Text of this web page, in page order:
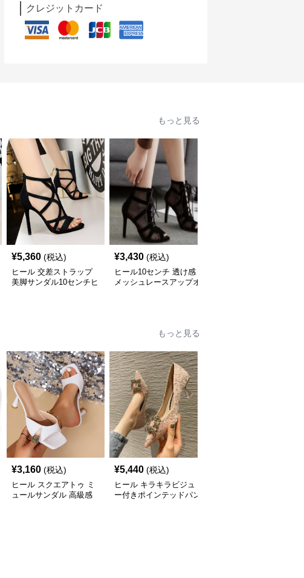
クレジットカード
もっと見る
¥5,360 (税込)
ヒール 交差ストラップ
美脚サンダル10センチヒ
¥3,430 (税込)
ヒール10センチ 透け感
メッシュレースアップオ
もっと見る
¥3,160 (税込)
ヒール スクエアトゥ ミ
ュールサンダル 高級感
¥5,440 (税込)
ヒール キラキラビジュ
ー付きポインテッドパン